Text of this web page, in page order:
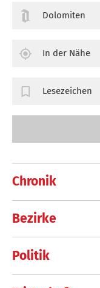
Chronik
Bezirke
Politik
Dolomiten
In der Nähe
Lesezeichen